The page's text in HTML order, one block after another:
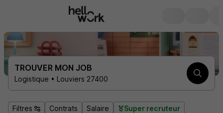
TROUVER MON JOB
Logistique • Louviers 27400
Filtres Contrats Salaire Super recruteur